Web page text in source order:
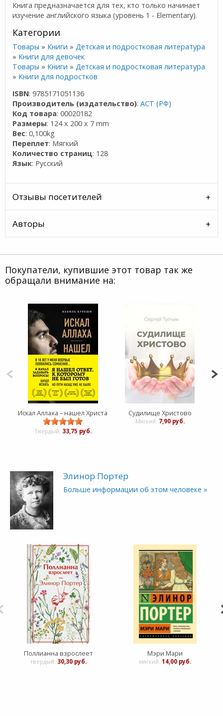
Книга предназначается для тех, кто только начинает
изучение английского языка (уровень 1 - Elementary).
Категории
Товары » Книги » Детская и подростковая литература
» Книги для девочек
Товары » Книги » Детская и подростковая литература
» Книги для подростков
ISBN: 9785171051136
Производитель (издательство):АСТ (РФ)
Код товара: 00020182
Размеры: 124 x 200 x 7 mm
Вес: 0,100kg
Переплет: Мягкий
Количество страниц: 128
Язык: Русский
Отзывы посетителей
Авторы
Покупатели, купившие этот товар так же
обращали внимание на:
Искал Аллаха – нашел Христа
Твердый: 33,75 руб.
Судилище Христово
Мягкий: 7,90 руб.
Элинор Портер
Больше информации об этом человеке »
Поллианна взрослеет
твердый: 30,30 руб.
Мэри Мари
мягкий: 14,00 руб.